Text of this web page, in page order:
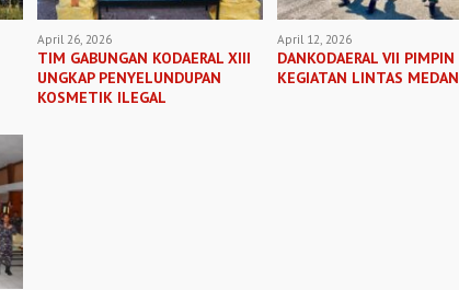
April 26, 2026
TIM GABUNGAN KODAERAL XIII
UNGKAP PENYELUNDUPAN
KOSMETIK ILEGAL
April 12, 2026
DANKODAERAL VII PIMPIN
KEGIATAN LINTAS MEDAN